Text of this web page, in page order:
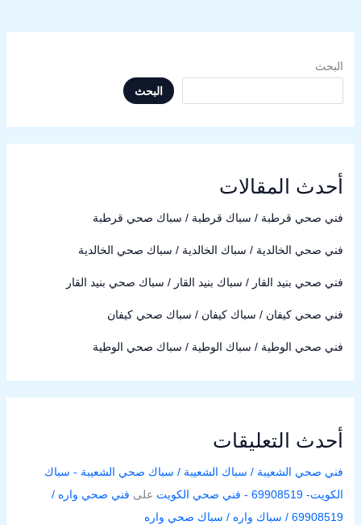
البحث
البحث
أحدث المقالات
فني صحي قرطبة / سباك قرطبة / سباك صحي قرطبة
فني صحي الخالدية / سباك الخالدية / سباك صحي الخالدية
فني صحي بنيد القار / سباك بنيد القار / سباك صحي بنيد القار
فني صحي كيفان / سباك كيفان / سباك صحي كيفان
فني صحي الوطية / سباك الوطية / سباك صحي الوطية
أحدث التعليقات
فني صحي الشعيبة / سباك الشعيبة / سباك صحي الشعيبة - سباك
الكويت- 69908519 - فني صحي الكويت
على فني صحي واره /
69908519 / سباك واره / سباك صحي واره